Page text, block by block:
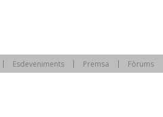
Esdeveniments Premsa Fòrums